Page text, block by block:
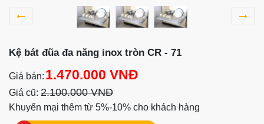
Kệ bát đũa đa năng inox tròn CR - 71
Giá bán: 1.470.000 VNĐ
Giá cũ: 2.100.000 VNĐ
Khuyến mại thêm từ 5%-10% cho khách hàng